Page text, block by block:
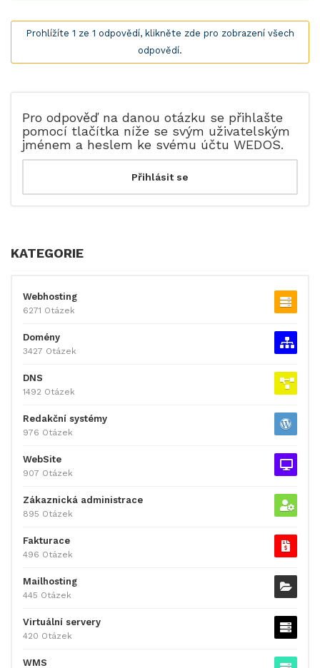
Prohlížíte 1 ze 1 odpovědí, klikněte zde pro zobrazení všech
odpovědí.
Pro odpověď na danou otázku se přihlašte
pomocí tlačítka níže se svým uživatelským
jménem a heslem ke svému účtu WEDOS.
KATEGORIE
Webhosting
6271 Otázek
Domény
3427 Otázek
DNS
1492 Otázek
Redakční systémy
976 Otázek
WebSite
907 Otázek
Zákaznická administrace
895 Otázek
Fakturace
496 Otázek
Mailhosting
445 Otázek
Virtuální servery
420 Otázek
WMS